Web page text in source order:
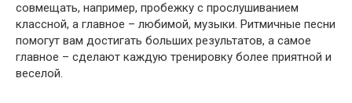
совмещать, например, пробежку с прослушиванием
классной, а главное – любимой, музыки. Ритмичные песни
помогут вам достигать больших результатов, а самое
главное – сделают каждую тренировку более приятной и
веселой.